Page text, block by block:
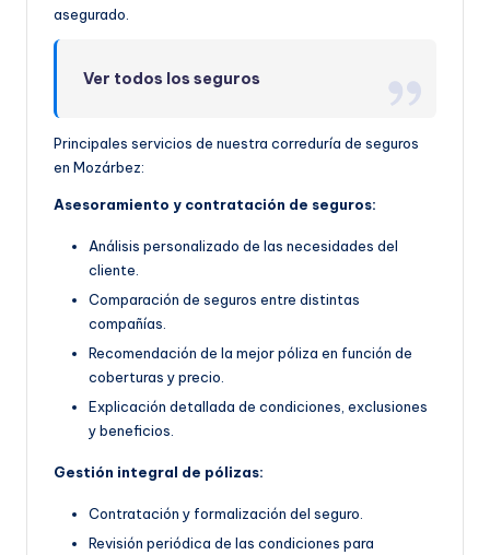
asegurado.
Ver todos los seguros
Principales servicios de nuestra correduría de seguros
en Mozárbez:
Asesoramiento y contratación de seguros:
Análisis personalizado de las necesidades del
cliente.
Comparación de seguros entre distintas
compañías.
Recomendación de la mejor póliza en función de
coberturas y precio.
Explicación detallada de condiciones, exclusiones
y beneficios.
Gestión integral de pólizas:
Contratación y formalización del seguro.
Revisión periódica de las condiciones para